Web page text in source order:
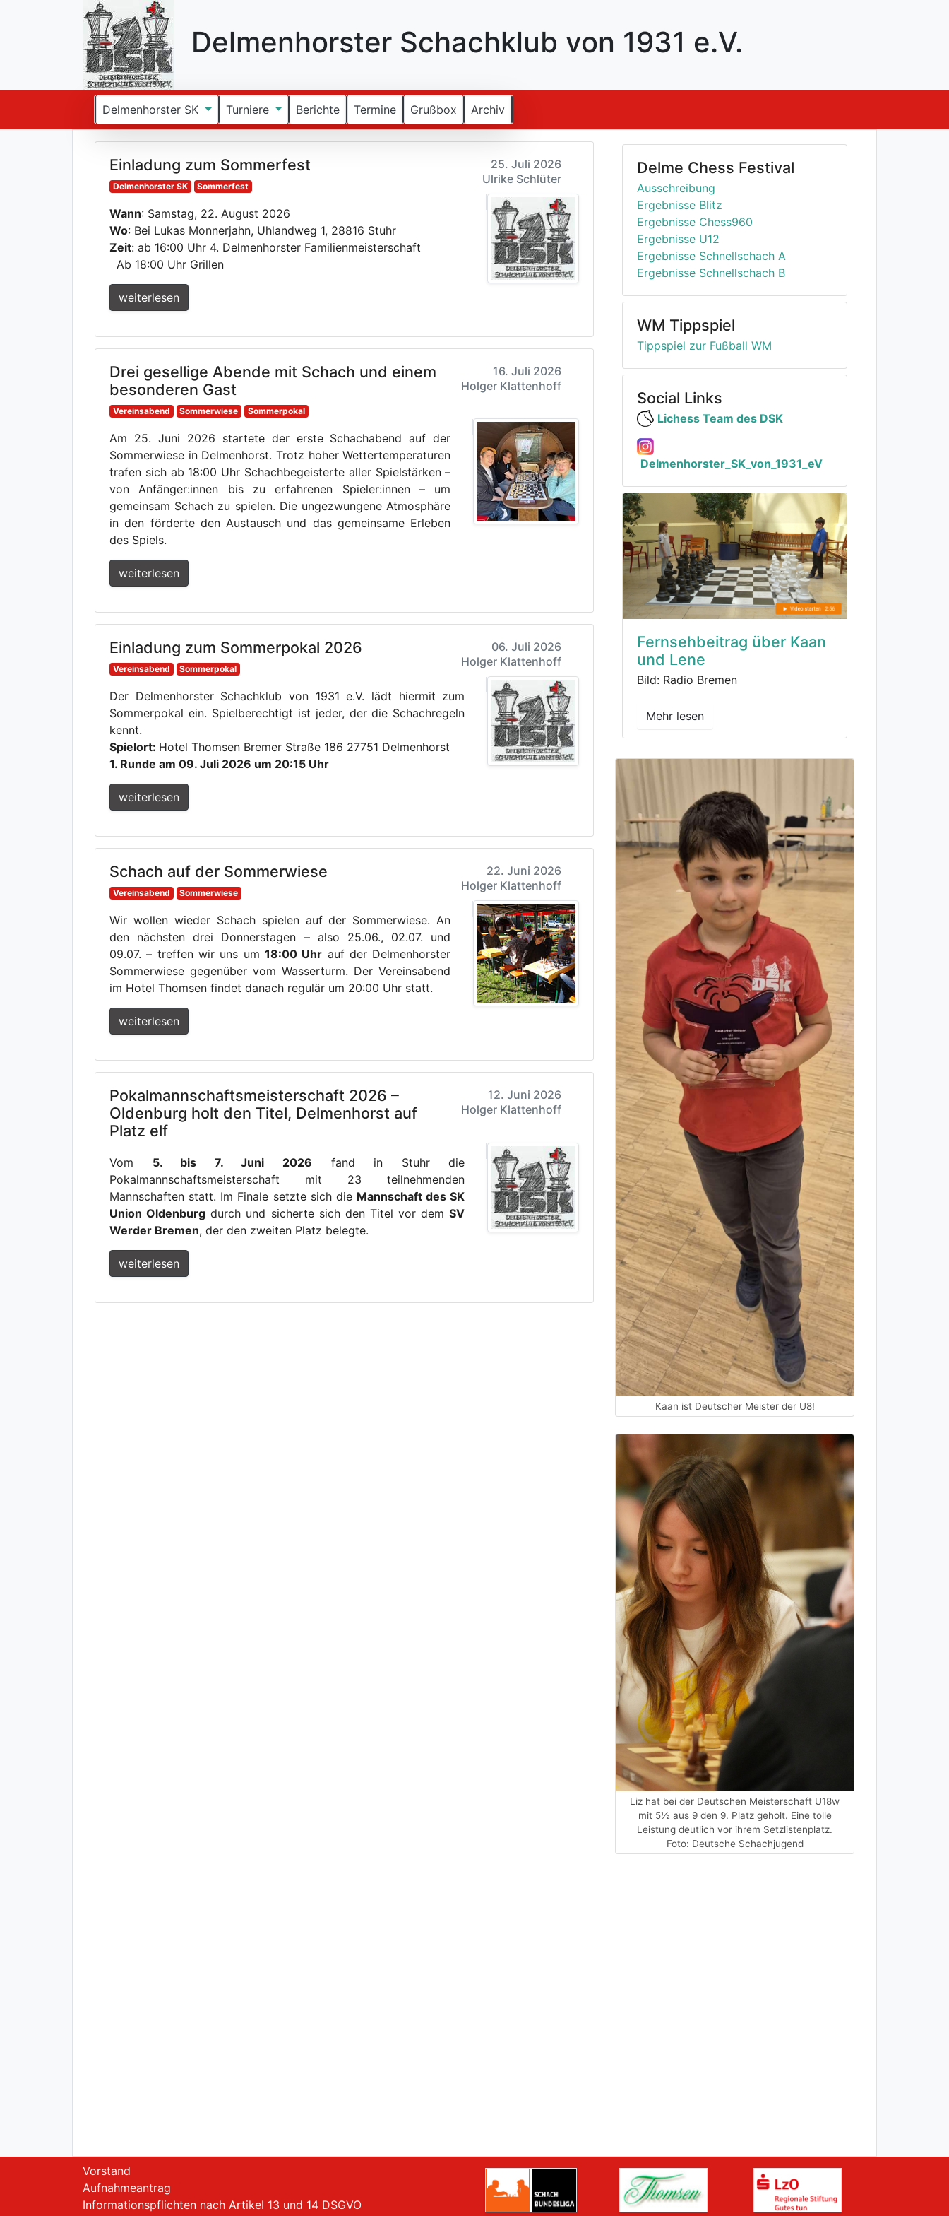
Delmenhorster Schachklub von 1931 e.V.
Delmenhorster SK (current)Turniere Berichte Termine Grußbox Archiv
Einladung zum Sommerfest
Delmenhorster SK Sommerfest
25. Juli 2026
Ulrike Schlüter
Wann: Samstag, 22. August 2026
Wo: Bei Lukas Monnerjahn, Uhlandweg 1, 28816 Stuhr
Zeit: ab 16:00 Uhr 4. Delmenhorster Familienmeisterschaft
Ab 18:00 Uhr Grillen
weiterlesen
Drei gesellige Abende mit Schach und einem
besonderen Gast
Vereinsabend Sommerwiese Sommerpokal
16. Juli 2026
Holger Klattenhoff
Am 25. Juni 2026 startete der erste Schachabend auf der
Sommerwiese in Delmenhorst. Trotz hoher Wettertemperaturen
trafen sich ab 18:00 Uhr Schachbegeisterte aller Spielstärken –
von Anfänger:innen bis zu erfahrenen Spieler:innen – um
gemeinsam Schach zu spielen. Die ungezwungene Atmosphäre
in den förderte den Austausch und das gemeinsame Erleben
des Spiels.
weiterlesen
Einladung zum Sommerpokal 2026
Vereinsabend Sommerpokal
06. Juli 2026
Holger Klattenhoff
Der Delmenhorster Schachklub von 1931 e.V. lädt hiermit zum
Sommerpokal ein. Spielberechtigt ist jeder, der die Schachregeln
kennt.
Spielort: Hotel Thomsen Bremer Straße 186 27751 Delmenhorst
1. Runde am 09. Juli 2026 um 20:15 Uhr
weiterlesen
Schach auf der Sommerwiese
Vereinsabend Sommerwiese
22. Juni 2026
Holger Klattenhoff
Wir wollen wieder Schach spielen auf der Sommerwiese. An
den nächsten drei Donnerstagen – also 25.06., 02.07. und
09.07. – treffen wir uns um 18:00 Uhr auf der Delmenhorster
Sommerwiese gegenüber vom Wasserturm. Der Vereinsabend
im Hotel Thomsen findet danach regulär um 20:00 Uhr statt.
weiterlesen
Pokalmannschaftsmeisterschaft 2026 –
Oldenburg holt den Titel, Delmenhorst auf
Platz elf
12. Juni 2026
Holger Klattenhoff
Vom 5. bis 7. Juni 2026 fand in Stuhr die
Pokalmannschaftsmeisterschaft mit 23 teilnehmenden
Mannschaften statt. Im Finale setzte sich die Mannschaft des SK
Union Oldenburg durch und sicherte sich den Titel vor demSV
Werder Bremen, der den zweiten Platz belegte.
weiterlesen
Delme Chess Festival
Ausschreibung
Ergebnisse Blitz
Ergebnisse Chess960
Ergebnisse U12
Ergebnisse Schnellschach A
Ergebnisse Schnellschach B
WM Tippspiel
Tippspiel zur Fußball WM
Social Links
Lichess Team des DSK
Delmenhorster_SK_von_1931_eV
Fernsehbeitrag über Kaan
und Lene
Bild: Radio Bremen
Mehr lesen
Kaan ist Deutscher Meister der U8!
Liz hat bei der Deutschen Meisterschaft U18w
mit 5½ aus 9 den 9. Platz geholt. Eine tolle
Leistung deutlich vor ihrem Setzlistenplatz.
Foto: Deutsche Schachjugend
Vorstand
Aufnahmeantrag
Informationspflichten nach Artikel 13 und 14 DSGVO